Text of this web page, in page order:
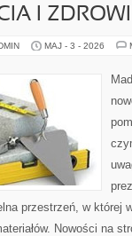
I
MAJ - 3 - 2026
przestrzeń, w której
Nowości na